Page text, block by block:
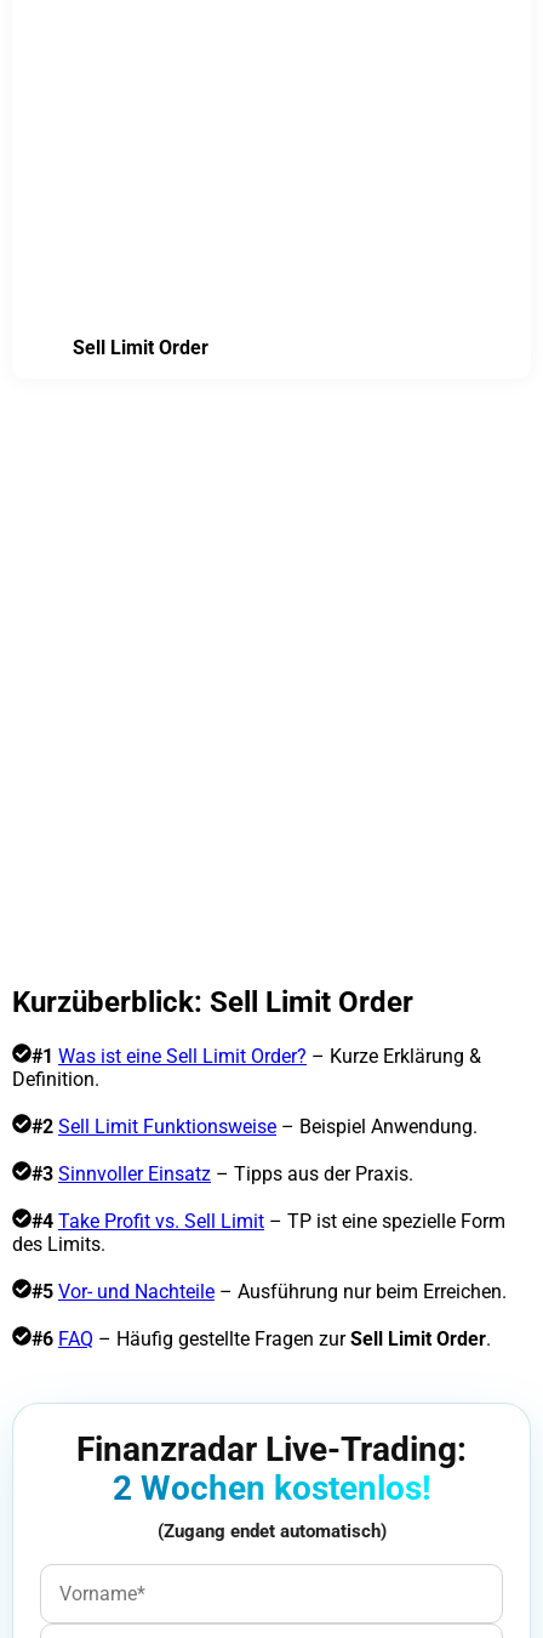
Sell Limit Order
Kurzüberblick: Sell Limit Order
#1 Was ist eine Sell Limit Order? – Kurze Erklärung &
Definition.
#2 Sell Limit Funktionsweise – Beispiel Anwendung.
#3 Sinnvoller Einsatz – Tipps aus der Praxis.
#4 Take Profit vs. Sell Limit – TP ist eine spezielle Form
des Limits.
#5 Vor- und Nachteile – Ausführung nur beim Erreichen.
#6 FAQ – Häufig gestellte Fragen zurSell Limit Order.
Finanzradar Live-Trading:
2 Wochen kostenlos!
(Zugang endet automatisch)